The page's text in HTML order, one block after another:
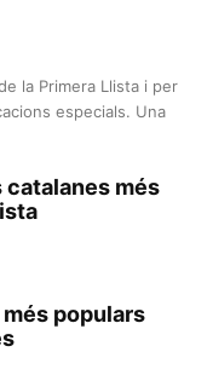
la Primera Llista i per
especials. Una
catalanes més
populars